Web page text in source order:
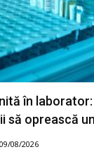
în laborator:
să oprească
09/08/2026